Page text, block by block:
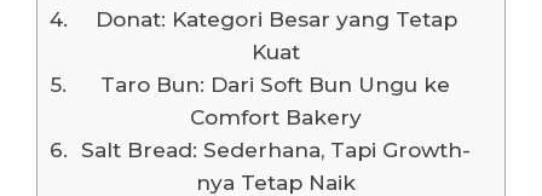
Donat: Kategori Besar yang Tetap
Kuat
Taro Bun: Dari Soft Bun Ungu ke
Comfort Bakery
Salt Bread: Sederhana, Tapi Growth-
nya Tetap Naik